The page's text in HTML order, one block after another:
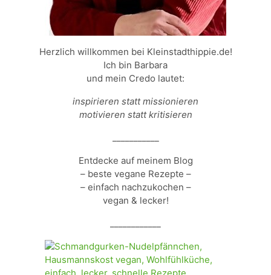
Herzlich willkommen bei Kleinstadthippie.de!
Ich bin Barbara
und mein Credo lautet:
inspirieren statt missionieren
motivieren statt kritisieren
Entdecke auf meinem Blog
– beste vegane Rezepte –
– einfach nachzukochen –
vegan & lecker!